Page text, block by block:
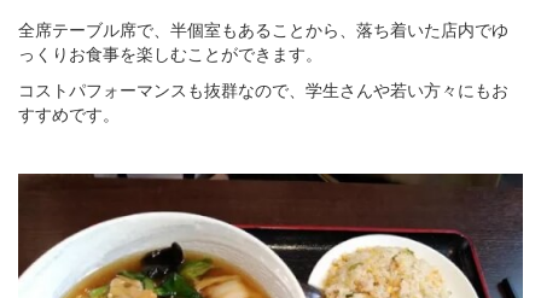
全席テーブル席で、半個室もあることから、落ち着いた店内でゆ
っくりお食事を楽しむことができます。
コストパフォーマンスも抜群なので、学生さんや若い方々にもお
すすめです。